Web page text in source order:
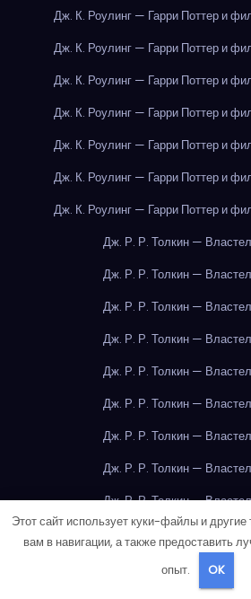
Дж. К. Роулинг — Гарри Поттер и
Дж. К. Роулинг — Гарри Поттер и
Дж. К. Роулинг — Гарри Поттер и
Дж. К. Роулинг — Гарри Поттер и
Дж. К. Роулинг — Гарри Поттер и
Дж. К. Роулинг — Гарри Поттер и
Дж. К. Роулинг — Гарри Поттер и
Дж. Р. Р. Толкин —
Дж. Р. Р. Толкин —
Дж. Р. Р. Толкин —
Дж. Р. Р. Толкин —
Дж. Р. Р. Толкин —
Дж. Р. Р. Толкин —
Дж. Р. Р. Толкин —
Дж. Р. Р. Толкин —
Дж. Р. Р. Толкин —
Дж. Р. Р. Толкин —
Дж. Р. Р. Толкин —
Этот сайт использует куки-файлы и
вам в навигации, а также предоставить
опыт.
OK